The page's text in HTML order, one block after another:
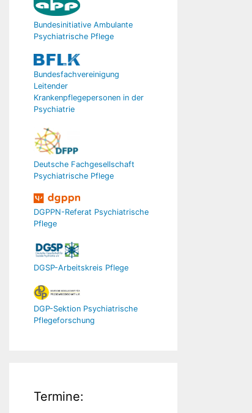
Bundesinitiative Ambulante
Psychiatrische Pflege
Bundesfachvereinigung
Leitender
Krankenpflegepersonen in der
Psychiatrie
Deutsche Fachgesellschaft
Psychiatrische Pflege
DGPPN-Referat Psychiatrische
Pflege
DGSP-Arbeitskreis Pflege
DGP-Sektion Psychiatrische
Pflegeforschung
Termine: